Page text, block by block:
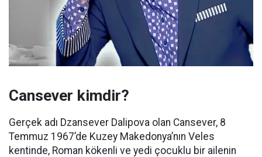
Cansever kimdir?
Gerçek adı Dzansever Dalipova olan Cansever, 8
Temmuz 1967’de Kuzey Makedonya’nın Veles
kentinde, Roman kökenli ve yedi çocuklu bir ailenin